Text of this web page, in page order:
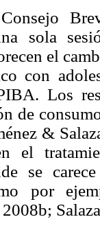
sola
el
con
Los
de
&
el
se
por